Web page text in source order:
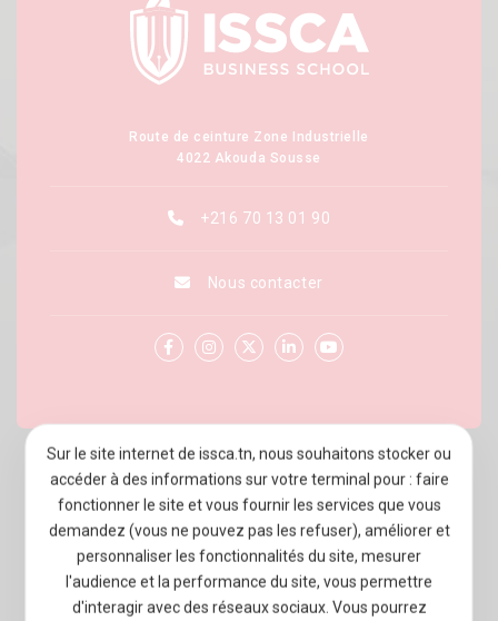
Sur le site internet de issca.tn, nous souhaitons stocker ou
accéder à des informations sur votre terminal pour : faire
fonctionner le site et vous fournir les services que vous
demandez (vous ne pouvez pas les refuser), améliorer et
personnaliser les fonctionnalités du site, mesurer
l'audience et la performance du site, vous permettre
d'interagir avec des réseaux sociaux. Vous pourrez
À PROPOS D’ISSCA BUSINESS SCHOOL
ADMISSION
VIE ÉTUDIANTE
Route de ceinture Zone Industrielle
4022 Akouda Sousse
+216 70 13 01 90
Nous contacter